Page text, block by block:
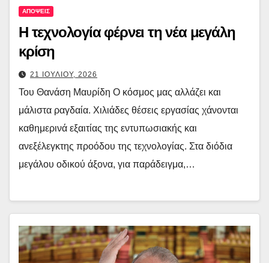
ΑΠΟΨΕΙΣ
Η τεχνολογία φέρνει τη νέα μεγάλη
κρίση
21 ΙΟΥΛΙΟΥ, 2026
Του Θανάση Μαυρίδη Ο κόσμος μας αλλάζει και
μάλιστα ραγδαία. Χιλιάδες θέσεις εργασίας χάνονται
καθημερινά εξαιτίας της εντυπωσιακής και
ανεξέλεγκτης προόδου της τεχνολογίας. Στα διόδια
μεγάλου οδικού άξονα, για παράδειγμα,…